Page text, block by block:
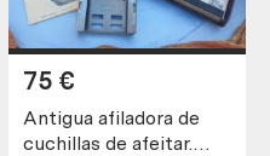
Antigua afiladora de
cuchillas de afeitar.
75 €